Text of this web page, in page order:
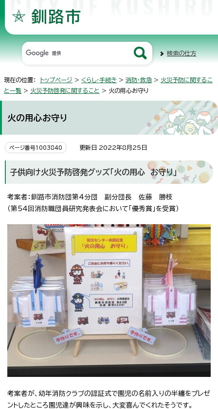
検索の仕方
現在の位置： トップページ > くらし・手続き > 消防・救急 > 火災予防に関するこ
と一覧 > 火災予防啓発に関すること > 火の用心お守り
火の用心お守り
ページ番号1003840 更新日 2022年8月25日
子供向け火災予防啓発グッズ「火の用心 お守り」
考案者：釧路市消防団第4分団 副分団長 佐藤 勝枝
（第54回消防職団員研究発表会において「優秀賞」を受賞）
考案者が、幼年消防クラブの認証式で園児の名前入りの半纏をプレゼ
ントしたところ園児達が興味を示し、大変喜んでくれたそうです。